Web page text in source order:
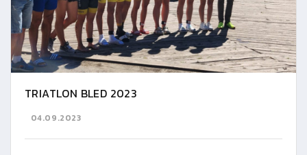
TRIATLON BLED 2023
04.09.2023